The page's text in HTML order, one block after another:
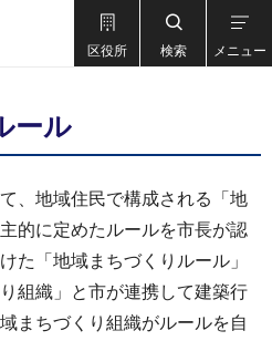
区役所 検索 メニュー
ール
、地域住民で構成される「地
的に定めたルールを市長が認
た「地域まちづくりルール」
組織」と市が連携して建築行
まちづくり組織がルールを自